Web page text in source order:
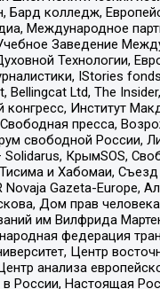
Бард колледж,
Международное
Заведение
Технологии,
IStories
Ltd, The
конгресс, Институт
пресса,
свободной России,
КрымSOS,
и Хабомаи,
Gazeta-
Дом прав
им Вилфрида
федерация
Центр
анализа
Настоящая